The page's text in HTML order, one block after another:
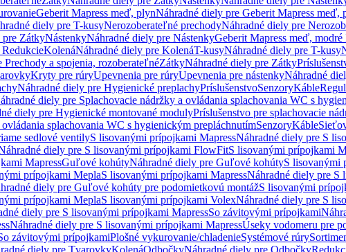
Geberit Mapress meď, plynNáhradné diely pre Geberit Mapress meď,
diely pre T-kusyNerozoberateľné prechodyNáhradné diely pre
pre ZátkyNástenkyNáhradné diely pre NástenkyGeberit Mapress meď,
KolenáNáhradné diely pre KolenáT-kusyNáhradné diely pre T-kusy
Prechody a spojenia, rozoberateľnéZátkyNáhradné diely pre Zátky
Kryty pre rúryUpevnenia pre rúryUpevnenia pre nástenkyNáhradné
Náhradné diely pre Hygienické preplachyPríslušenstvoSenzoryKáble
diely pre Splachovacie nádržky a ovládania splachovania WC s
diely pre Hygienické montované modulyPríslušenstvo pre splachovacie
splachovania WC s hygienickým prepláchnutímSenzoryKáble
sedlové ventilyS lisovanými prípojkami MapressNáhradné diely pre S
diely pre S lisovanými prípojkami FlowFitS lisovanými prípojkami
MapressGuľové kohútyNáhradné diely pre Guľové kohútyS lisovanými
prípojkami MeplaS lisovanými prípojkami MapressNáhradné diely pre S
diely pre Guľové kohúty pre podomietkovú montážS lisovanými
prípojkami MeplaS lisovanými prípojkami VolexNáhradné diely pre S
diely pre S lisovanými prípojkami MapressSo závitovými prípojkami
Náhradné diely pre S lisovanými prípojkami MapressÚseky vodomeru pre
závitovými prípojkamiPlošné vykurovanie/chladenieSystémové rúry
diely pre TvarovkyKolenáOdbočkyNáhradné diely pre Odbočky